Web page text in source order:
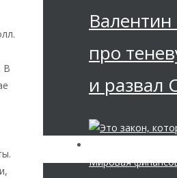
В
Валентин
про
и развал
Мировая